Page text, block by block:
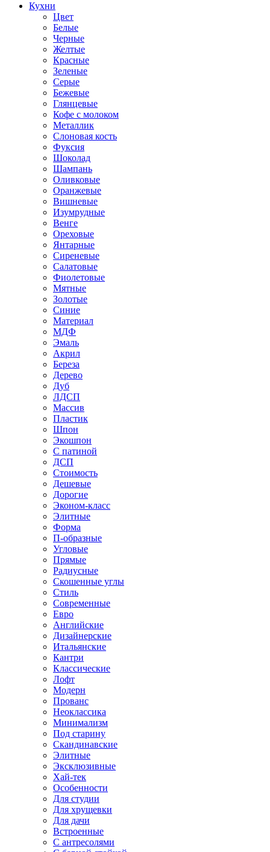
Кухни
Цвет
Белые
Черные
Желтые
Красные
Зеленые
Серые
Бежевые
Глянцевые
Кофе с молоком
Металлик
Слоновая кость
Фуксия
Шоколад
Шампань
Оливковые
Оранжевые
Вишневые
Изумрудные
Венге
Ореховые
Янтарные
Сиреневые
Салатовые
Фиолетовые
Мятные
Золотые
Синие
Материал
МДФ
Эмаль
Акрил
Береза
Дерево
Дуб
ЛДСП
Массив
Пластик
Шпон
Экошпон
С патиной
ДСП
Стоимость
Дешевые
Дорогие
Эконом-класс
Элитные
Форма
П-образные
Угловые
Прямые
Радиусные
Скошенные углы
Стиль
Современные
Евро
Английские
Дизайнерские
Итальянские
Кантри
Классические
Лофт
Модерн
Прованс
Неоклассика
Минимализм
Под старину
Скандинавские
Элитные
Эксклюзивные
Хай-тек
Особенности
Для студии
Для хрущевки
Для дачи
Встроенные
С антресолями